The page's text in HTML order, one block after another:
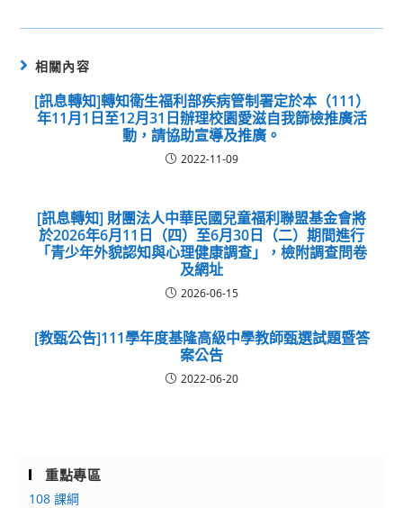
相關內容
[訊息轉知]轉知衛生福利部疾病管制署定於本（111）
年11月1日至12月31日辦理校園愛滋自我篩檢推廣活
動，請協助宣導及推廣。
2022-11-09
[訊息轉知] 財團法人中華民國兒童福利聯盟基金會將
於2026年6月11日（四）至6月30日（二）期間進行
「青少年外貌認知與心理健康調查」，檢附調查問卷
及網址
2026-06-15
[教甄公告]111學年度基隆高級中學教師甄選試題暨答
案公告
2022-06-20
重點專區
108 課綱